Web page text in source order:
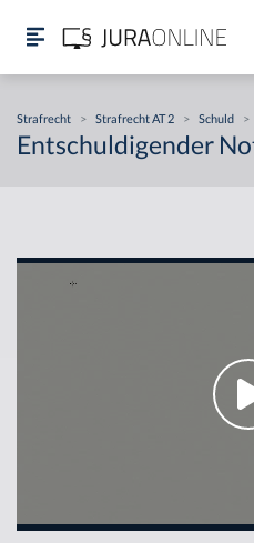
Strafrecht > Strafrecht AT 2 > Schuld >
Entschuldigender